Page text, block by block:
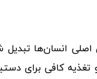
انسان‌ها
کافی برای